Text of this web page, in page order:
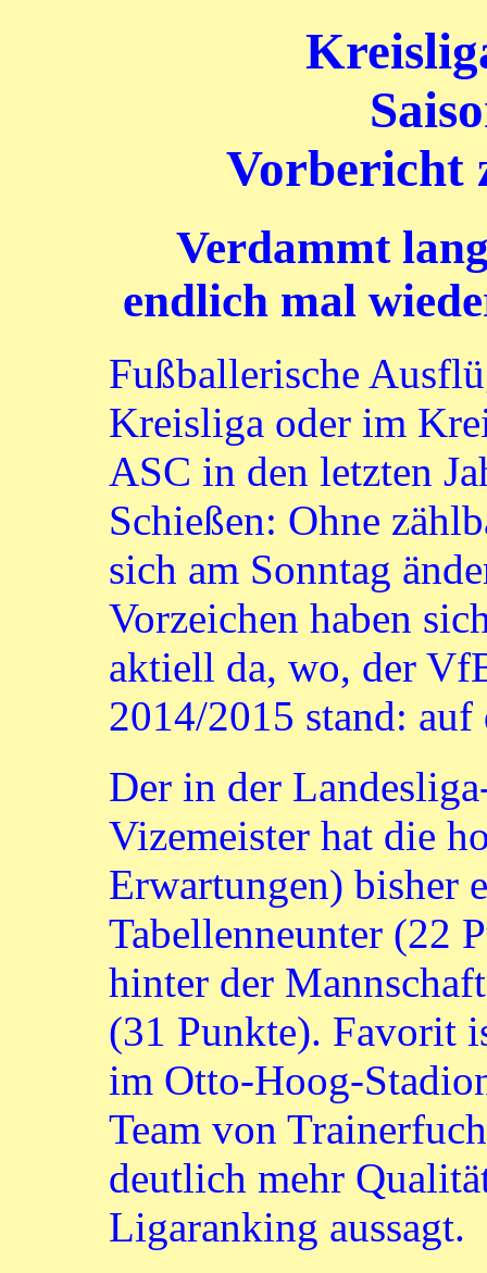
Vorbericht
Verdammt
endlich mal
Fußballerische
Kreisliga oder im
ASC in den letzten
Schießen: Ohne
sich am Sonntag
Vorzeichen haben
aktiell da, wo, der
2014/2015 stand:
Der in der
Vizemeister hat die
Erwartungen) bisher
Tabellenneunter (22
hinter der
(31 Punkte). Favorit
im Otto-Hoog-
Team von
deutlich mehr
Ligaranking aussagt.